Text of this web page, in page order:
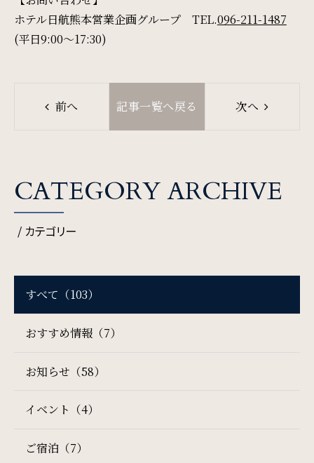
レンタカー付き
チェックイン日 - チェックアウト日
一部屋あたりのご利用人数
ご利用部屋数
宿泊プラン一覧
ホテル日航熊本営業企画グループ TEL.096-211-1487
(平日9:00～17:30)
前へ 記事一覧へ戻る 次へ
CATEGORY ARCHIVE
/ カテゴリー
すべて（103）
おすすめ情報（7）
お知らせ（58）
イベント（4）
ご宿泊（7）